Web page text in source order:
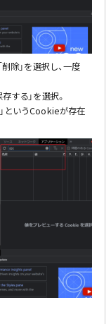
除」を選択し、一度
する」を選択。
というCookieが存在